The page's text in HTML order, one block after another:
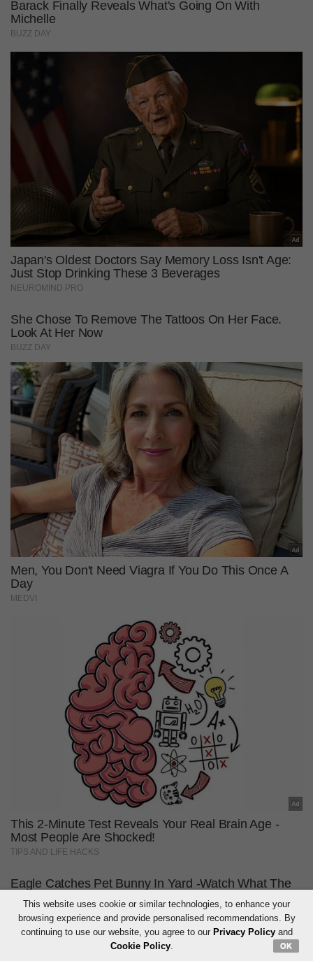
This website uses cookie or similar technologies, to enhance your
browsing experience and provide personalised recommendations. By
continuing to use our website, you agree to our Privacy Policyand
Cookie Policy. OK